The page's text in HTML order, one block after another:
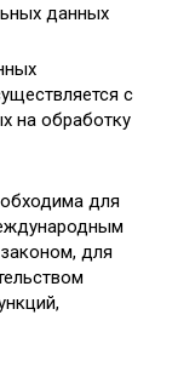
данных
с
на обработку
для
для